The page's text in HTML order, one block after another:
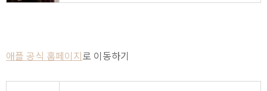
애플 공식 홈페이지로 이동하기